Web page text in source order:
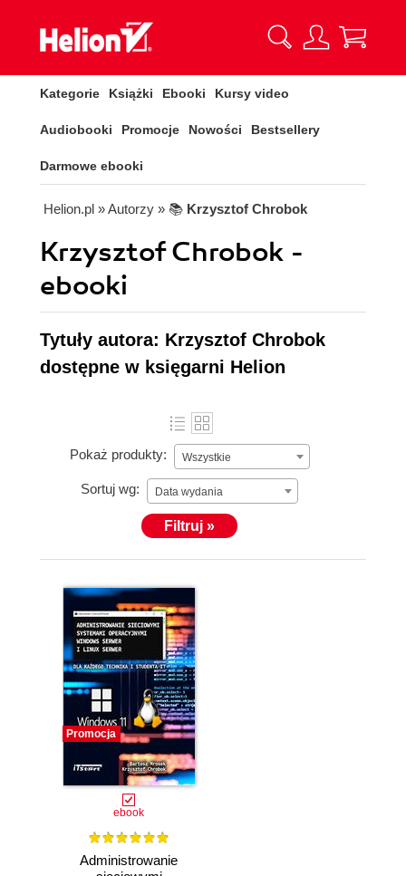
Kategorie Książki Ebooki Kursy video
Audiobooki Promocje Nowości Bestsellery
Darmowe ebooki
Helion.pl » Autorzy » 📚 Krzysztof Chrobok
Krzysztof Chrobok -
ebooki
Tytuły autora: Krzysztof Chrobok
dostępne w księgarni Helion
Pokaż produkty: Wszystkie
Sortuj wg: Data wydania
Filtruj »
Promocja
ebook
Administrowanie